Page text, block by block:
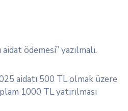
ödemesi” yazılmalı.
aidatı 500 TL olmak üzere
1000 TL yatırılması